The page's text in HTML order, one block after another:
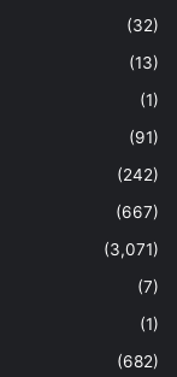
(32)
(13)
(1)
(91)
(242)
(667)
(3,071)
(7)
(1)
(682)